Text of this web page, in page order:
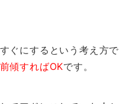
ぐにするという考え方で
傾すればOKです。